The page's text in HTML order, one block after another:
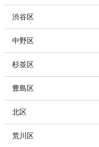
渋谷区
中野区
杉並区
豊島区
北区
荒川区